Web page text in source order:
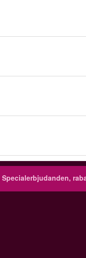
Specialerbjudanden,